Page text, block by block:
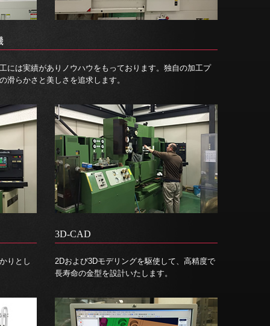
には実績がありノウハウをもっております。独自の加工プ
滑らかさと美しさを追求します。
3D-CAD
りとし
2Dおよび3Dモデリングを駆使して、高精度で
長寿命の金型を設計いたします。